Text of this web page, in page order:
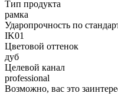
Тип продукта
рамка
Ударопрочность по
IK01
Цветовой оттенок
дуб
Целевой канал
professional
Возможно, вас это